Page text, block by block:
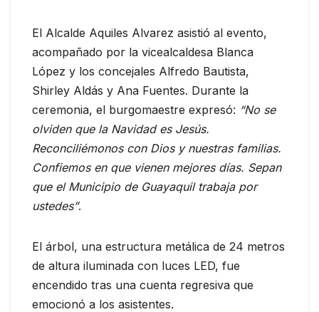
El Alcalde Aquiles Alvarez asistió al evento,
acompañado por la vicealcaldesa Blanca
López y los concejales Alfredo Bautista,
Shirley Aldás y Ana Fuentes. Durante la
ceremonia, el burgomaestre expresó: “No se
olviden que la Navidad es Jesús.
Reconciliémonos con Dios y nuestras familias.
Confiemos en que vienen mejores días. Sepan
que el Municipio de Guayaquil trabaja por
ustedes”.
El árbol, una estructura metálica de 24 metros
de altura iluminada con luces LED, fue
encendido tras una cuenta regresiva que
emocionó a los asistentes.